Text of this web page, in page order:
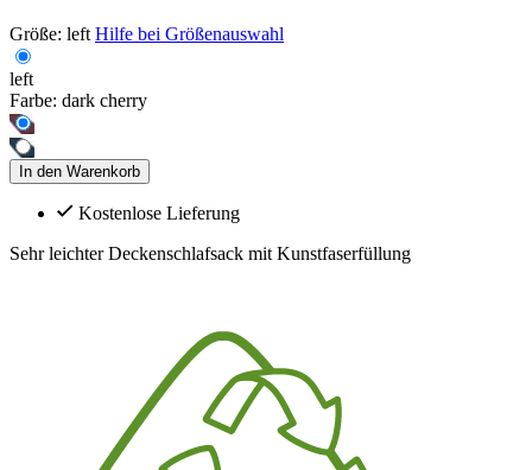
Größe: left Hilfe bei Größenauswahl
left
Farbe: dark cherry
In den Warenkorb
Kostenlose Lieferung
Sehr leichter Deckenschlafsack mit Kunstfaserfüllung